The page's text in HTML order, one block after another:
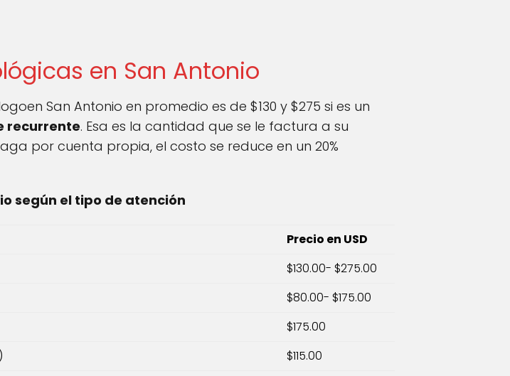
en San Antonio
San Antonio en promedio es de $130 y $275 si es un
recurrente. Esa es la cantidad que se le factura a su
por cuenta propia, el costo se reduce en un 20%
según el tipo de atención
Precio en USD
$130.00- $275.00
$80.00- $175.00
$175.00
$115.00